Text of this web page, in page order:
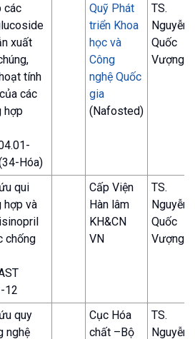
các
xuất
tính
các
hợp
Hóa)
Quỹ Phát
triển Khoa
học và
Công
nghệ Quốc
gia
(Nafosted)
TS.
Nguyễn
Quốc
Vượng
qui
hợp và
chống
12
Cấp Viện
Hàn lâm
KH&CN
VN
TS.
Nguyễn
Quốc
Vượng
quy
nghệ
Cục Hóa
chất –Bộ
TS.
Nguyễn